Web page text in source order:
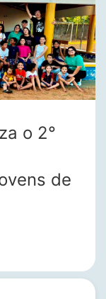
o 2°
de